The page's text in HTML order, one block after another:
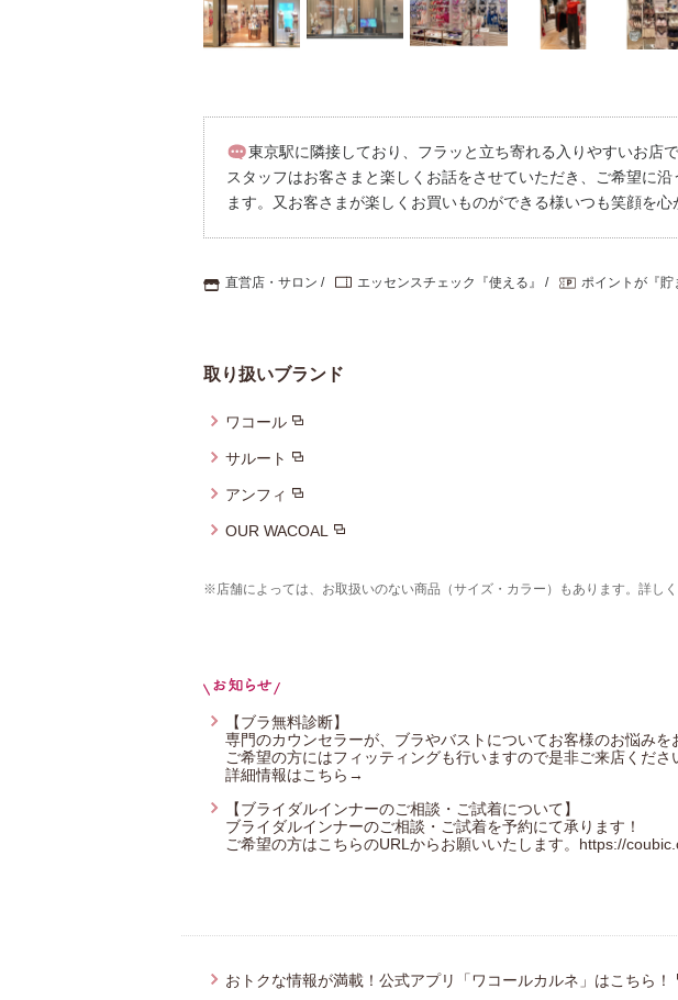
公式アプリ
ニュース＆トピックス
企業情報
東京駅に隣接しており、フラッと立ち寄れる入りやすいお店
スタッフはお客さまと楽しくお話をさせていただき、ご希望に
ます。又お客さまが楽しくお買いものができる様いつも笑顔を心
直営店・サロン エッセンスチェック『使える』 ポイントが『貯
取り扱いブランド
ワコール
サルート
アンフィ
OUR WACOAL
※店舗によっては、お取扱いのない商品（サイズ・カラー）もあります。詳し
【ブラ無料診断】
専門のカウンセラーが、ブラやバストについてお客様のお悩みを
ご希望の方にはフィッティングも行いますので是非ご来店くだ
詳細情報はこちら→
【ブライダルインナーのご相談・ご試着について】
ブライダルインナーのご相談・ご試着を予約にて承ります！
ご希望の方はこちらのURLからお願いいたします。https://
おトクな情報が満載！公式アプリ「ワコールカルネ」はこちら！